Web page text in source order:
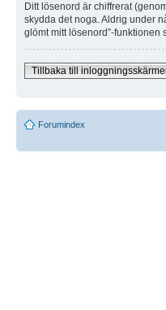
Ditt lösenord är chiffrerat
skydda det noga. Aldrig under
glömt mitt lösenord”-
Tillbaka till
Forumindex